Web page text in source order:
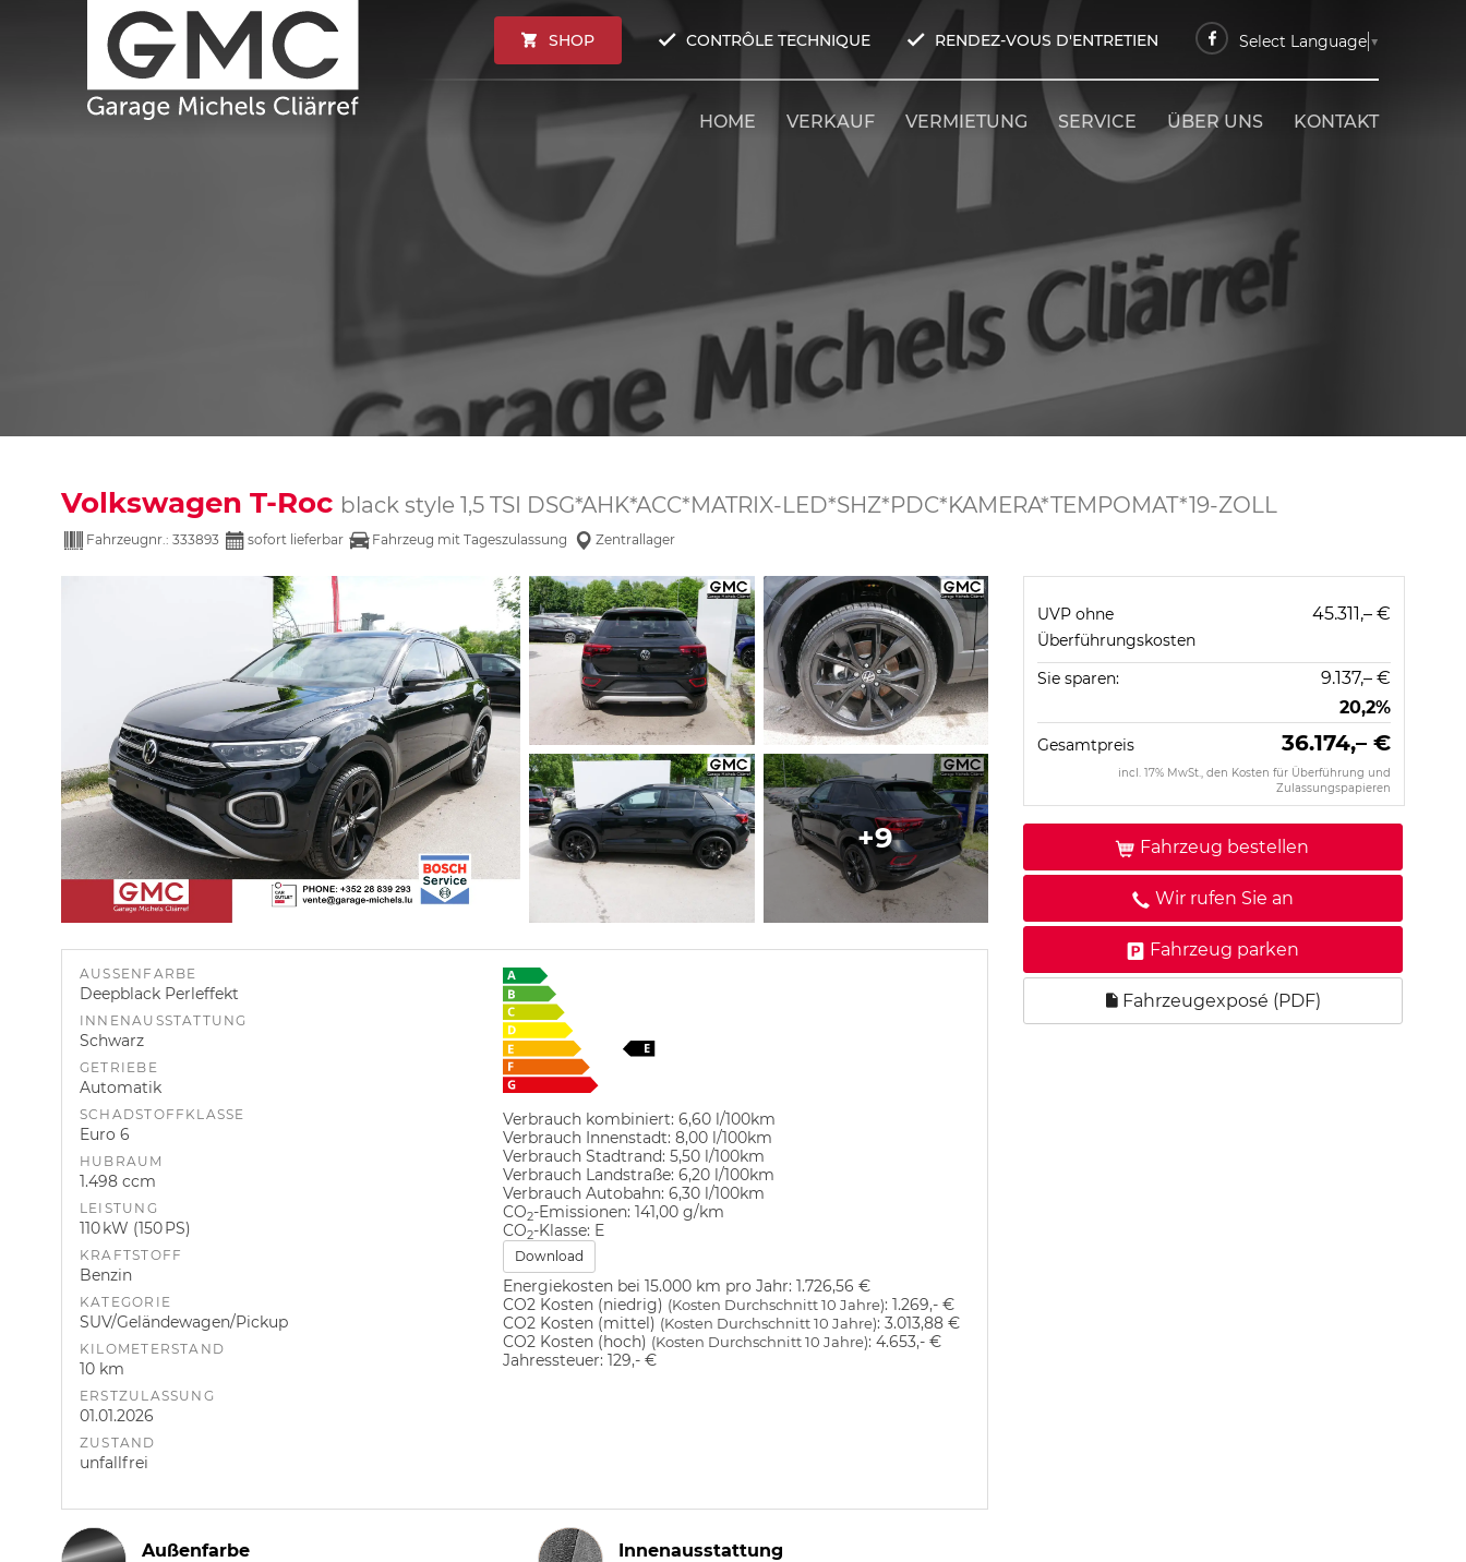
SHOP CONTRÔLE TECHNIQUE RENDEZ-VOUS D'ENTRETIEN Select Language ▼
HOME VERKAUF VERMIETUNG SERVICE ÜBER UNS KONTAKT
Volkswagen T-Roc black style 1,5 TSI DSG*AHK*ACC*MATRIX-LED*SHZ*PDC*KAMERA*TEMPOMAT*19-ZOLL
Fahrzeugnr.: 333893 sofort lieferbar Fahrzeug mit Tageszulassung Zentrallager
UVP ohne
Überführungskosten
45.311,– €
Sie sparen:
9.137,– €
20,2%
Gesamtpreis 36.174,– €
incl. 17% MwSt., den Kosten für Überführung und
Zulassungspapieren
Fahrzeug bestellen
Wir rufen Sie an
Fahrzeug parken
Fahrzeugexposé (PDF)
+9
AUSSENFARBE
Deepblack Perleffekt
INNENAUSSTATTUNG
Schwarz
GETRIEBE
Automatik
SCHADSTOFFKLASSE
Euro 6
HUBRAUM
1.498 ccm
LEISTUNG
110 kW (150 PS)
KRAFTSTOFF
Benzin
KATEGORIE
SUV/Geländewagen/Pickup
KILOMETERSTAND
10 km
ERSTZULASSUNG
01.01.2026
ZUSTAND
unfallfrei
Verbrauch kombiniert: 6,60 l/100km
Verbrauch Innenstadt: 8,00 l/100km
Verbrauch Stadtrand: 5,50 l/100km
Verbrauch Landstraße: 6,20 l/100km
Verbrauch Autobahn: 6,30 l/100km
CO2-Emissionen: 141,00 g/km
CO2-Klasse: E
Download
Energiekosten bei 15.000 km pro Jahr: 1.726,56 €
CO2 Kosten (niedrig) (Kosten Durchschnitt 10 Jahre): 1.269,- €
CO2 Kosten (mittel) (Kosten Durchschnitt 10 Jahre): 3.013,88 €
CO2 Kosten (hoch) (Kosten Durchschnitt 10 Jahre): 4.653,- €
Jahressteuer: 129,- €
Außenfarbe
Innenausstattung
Innenausstattung